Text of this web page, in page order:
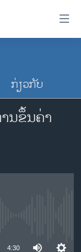
ກ່ຽວກັບ
ນຂຶ້ນຄ່າ
4:30